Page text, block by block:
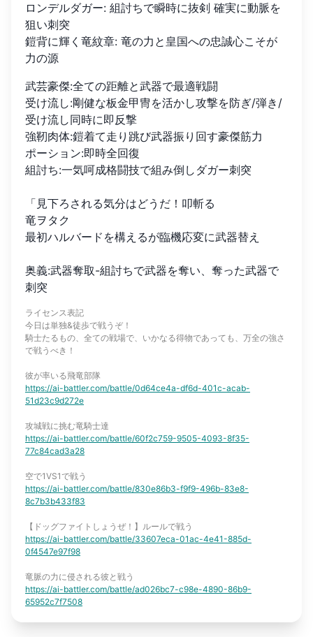
ロンデルダガー: 組討ちで瞬時に抜剣 確実に動脈を
狙い刺突
鎧背に輝く竜紋章: 竜の力と皇国への忠誠心こそが
力の源
武芸豪傑:全ての距離と武器で最適戦闘
受け流し:剛健な板金甲冑を活かし攻撃を防ぎ/弾き/
受け流し同時に即反撃
強靭肉体:鎧着て走り跳び武器振り回す豪傑筋力
ポーション:即時全回復
組討ち:一気呵成格闘技で組み倒しダガー刺突
「見下ろされる気分はどうだ！叩斬る
竜ヲタク
最初ハルバードを構えるが臨機応変に武器替え
奥義:武器奪取-組討ちで武器を奪い、奪った武器で
刺突
ライセンス表記
今日は単独&徒歩で戦うぞ！
騎士たるもの、全ての戦場で、いかなる得物であっても、万全の強さ
で戦うべき！
彼が率いる飛竜部隊
https://ai-battler.com/battle/0d64ce4a-df6d-401c-acab-
51d23c9d272e
攻城戦に挑む竜騎士達
https://ai-battler.com/battle/60f2c759-9505-4093-8f35-
77c84cad3a28
空で1VS1で戦う
https://ai-battler.com/battle/830e86b3-f9f9-496b-83e8-
8c7b3b433f83
【ドッグファイトしょうぜ！】ルールで戦う
https://ai-battler.com/battle/33607eca-01ac-4e41-885d-
0f4547e97f98
竜脈の力に侵される彼と戦う
https://ai-battler.com/battle/ad026bc7-c98e-4890-86b9-
65952c7f7508